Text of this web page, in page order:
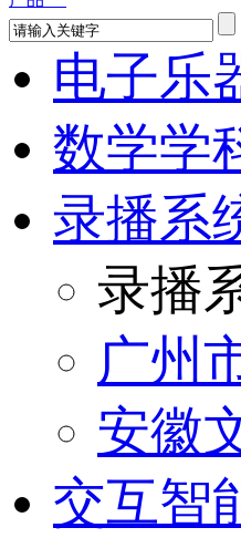
电子乐
数学学
录播系
录播
广州
安徽
交互智